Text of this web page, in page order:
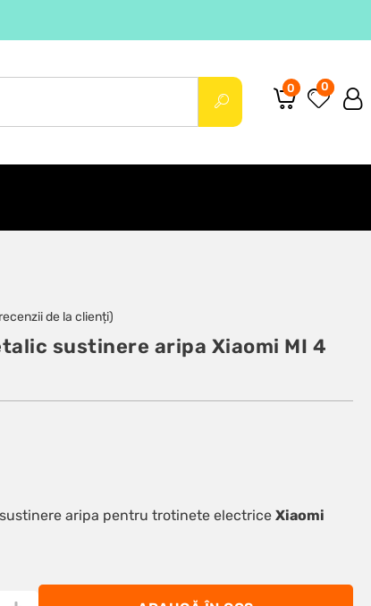
0 0
de la clienți)
sustinere aripa Xiaomi MI 4
aripa pentru trotinete electriceXiaomi